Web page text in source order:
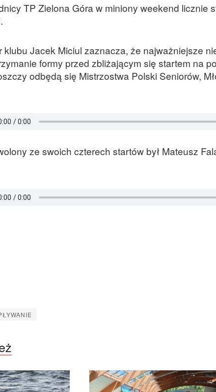
TP Zielona Góra w miniony weekend licznie
klubu Jacek Miciul zaznacza, że najważniejsze
formy przed zbliżającym się startem na
odbędą się Mistrzostwa Polski Seniorów,
ze swoich czterech startów był Mateusz